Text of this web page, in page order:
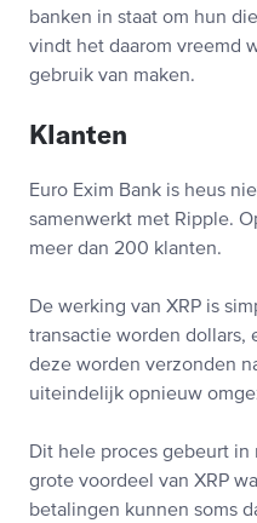
banken in staat om hun
vindt het daarom vreemd
gebruik van maken.
Klanten
Euro Exim Bank is heus
samenwerkt met Ripple.
meer dan 200 klanten.
De werking van XRP is
transactie worden dollars,
deze worden verzonden
uiteindelijk opnieuw
Dit hele proces gebeurt
grote voordeel van XRP
betalingen kunnen soms